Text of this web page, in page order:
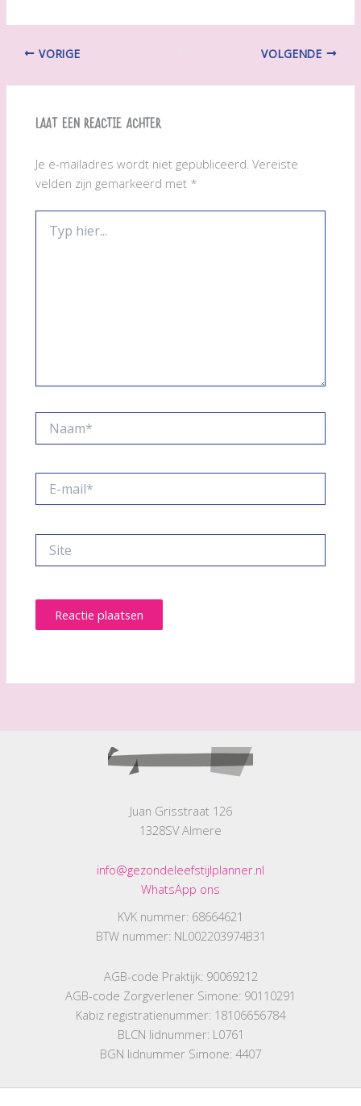
VORIGE VOLGENDE
Laat een reactie achter
Je e-mailadres wordt niet gepubliceerd. Vereiste
velden zijn gemarkeerd met *
hier...
mail*
Juan Grisstraat 126
1328SV Almere
info@gezondeleefstijlplanner.nl
WhatsApp ons
KVK nummer: 68664621
BTW nummer: NL002203974B31
AGB-code Praktijk: 90069212
AGB-code Zorgverlener Simone: 90110291
Kabiz registratienummer: 18106656784
BLCN lidnummer: L0761
BGN lidnummer Simone: 4407